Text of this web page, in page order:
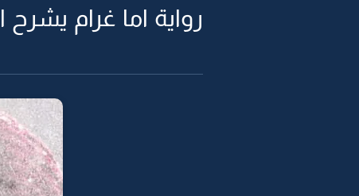
رواية اما غرام يشرح